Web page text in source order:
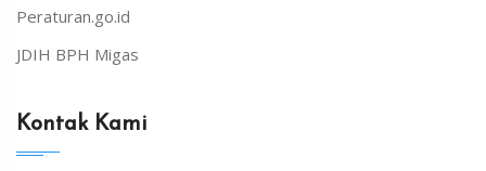
Peraturan.go.id
JDIH BPH Migas
Kontak Kami